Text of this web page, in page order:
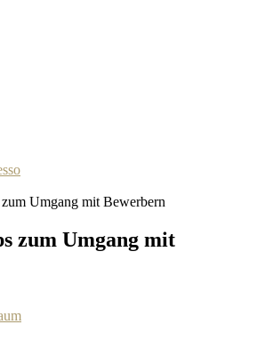
Umgang mit Bewerbern
zum Umgang mit